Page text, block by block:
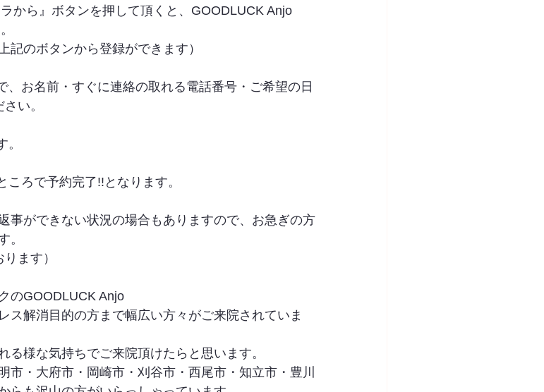
から』ボタンを押して頂くと、GOODLUCK Anjo
記のボタンから登録ができます）
、お名前・すぐに連絡の取れる電話番号・ご希望の日
い。
ろで予約完了!!となります。
事ができない状況の場合もありますので、お急ぎの方
。
ます）
のGOODLUCK Anjo
ス解消目的の方まで幅広い方々がご来院されていま
る様な気持ちでご来院頂けたらと思います。
市・大府市・岡崎市・刈谷市・西尾市・知立市・豊川